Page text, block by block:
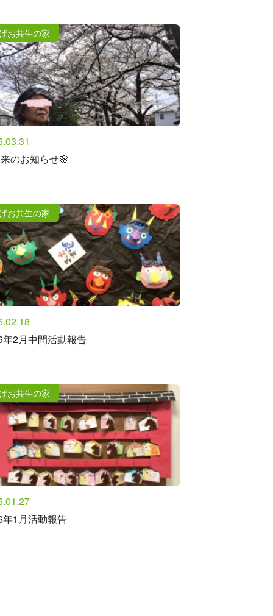
お共生の家
のお知らせ🌸
お共生の家
年2月中間活動報告
お共生の家
年1月活動報告